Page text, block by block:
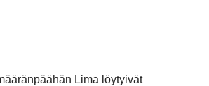
Lima löytyivät